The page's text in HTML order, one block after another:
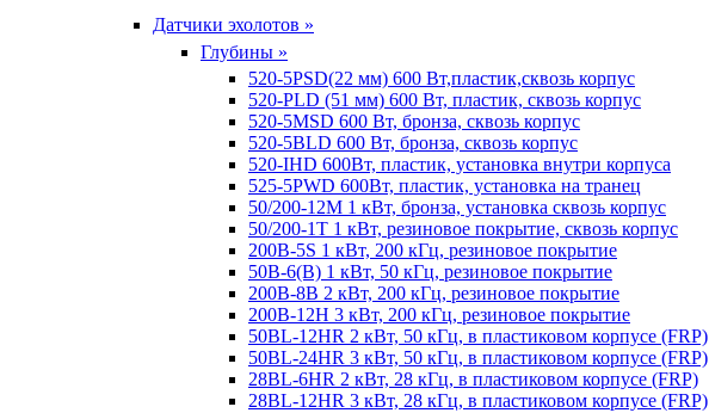
Датчики эхолотов »
Глубины »
520-5PSD(22 мм) 600 Вт,пластик,сквозь корпус
520-PLD (51 мм) 600 Вт, пластик, сквозь корпус
520-5MSD 600 Вт, бронза, сквозь корпус
520-5BLD 600 Вт, бронза, сквозь корпус
520-IHD 600Вт, пластик, установка внутри корпуса
525-5PWD 600Вт, пластик, установка на транец
50/200-12M 1 кВт, бронза, установка сквозь корпус
50/200-1T 1 кВт, резиновое покрытие, сквозь корпус
200B-5S 1 кВт, 200 кГц, резиновое покрытие
50B-6(B) 1 кВт, 50 кГц, резиновое покрытие
200B-8B 2 кВт, 200 кГц, резиновое покрытие
200B-12H 3 кВт, 200 кГц, резиновое покрытие
50BL-12HR 2 кВт, 50 кГц, в пластиковом корпусе (FRP)
50BL-24HR 3 кВт, 50 кГц, в пластиковом корпусе (FRP)
28BL-6HR 2 кВт, 28 кГц, в пластиковом корпусе (FRP)
28BL-12HR 3 кВт, 28 кГц, в пластиковом корпусе (FRP)